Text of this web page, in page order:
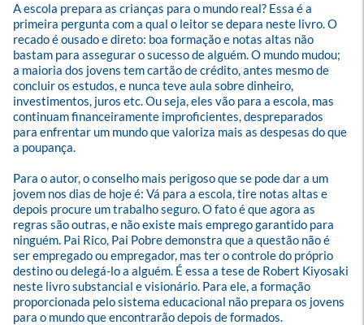
A escola prepara as crianças para o mundo real? Essa é a
primeira pergunta com a qual o leitor se depara neste livro. O
recado é ousado e direto: boa formação e notas altas não
bastam para assegurar o sucesso de alguém. O mundo mudou;
a maioria dos jovens tem cartão de crédito, antes mesmo de
concluir os estudos, e nunca teve aula sobre dinheiro,
investimentos, juros etc. Ou seja, eles vão para a escola, mas
continuam financeiramente improficientes, despreparados
para enfrentar um mundo que valoriza mais as despesas do que
a poupança.
Para o autor, o conselho mais perigoso que se pode dar a um
jovem nos dias de hoje é: Vá para a escola, tire notas altas e
depois procure um trabalho seguro. O fato é que agora as
regras são outras, e não existe mais emprego garantido para
ninguém. Pai Rico, Pai Pobre demonstra que a questão não é
ser empregado ou empregador, mas ter o controle do próprio
destino ou delegá-lo a alguém. É essa a tese de Robert Kiyosaki
neste livro substancial e visionário. Para ele, a formação
proporcionada pelo sistema educacional não prepara os jovens
para o mundo que encontrarão depois de formados.